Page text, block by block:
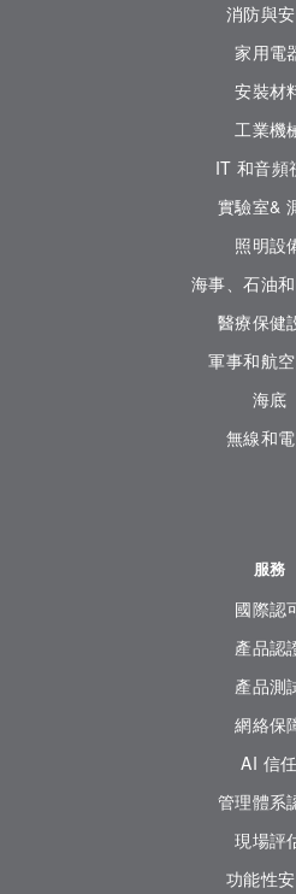
消防與
家用電
安裝材
工業機
IT 和音頻
實驗室&
照明設
海事、石油
醫療保健
軍事和航
海底
無線和
服務
國際認
產品認
產品測
網絡保
AI 信任
管理體系
現場評
功能性